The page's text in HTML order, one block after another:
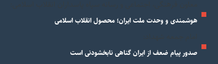
هوشمندی و وحدت ملت ایران؛ محصول انقلاب اسلامی
صدور پیام ضعف از ایران گناهی نابخشودنی است